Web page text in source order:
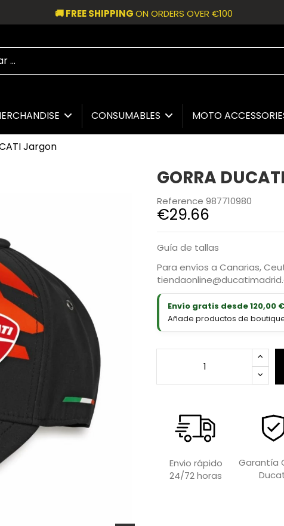
🚚 FREE SHIPPINGON ORDERS OVER €100
CONSUMABLES MOTO
Jargon
GORRA
Reference 987710980
€29.66
Guía de tallas
Para envíos a Canarias,
Envío gratis desde 120,00
Añade productos de
Envio rápido
24/72 horas
Garantía